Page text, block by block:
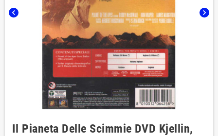
chevron_left chevron_right
Il Pianeta Delle Scimmie DVD Kjellin,